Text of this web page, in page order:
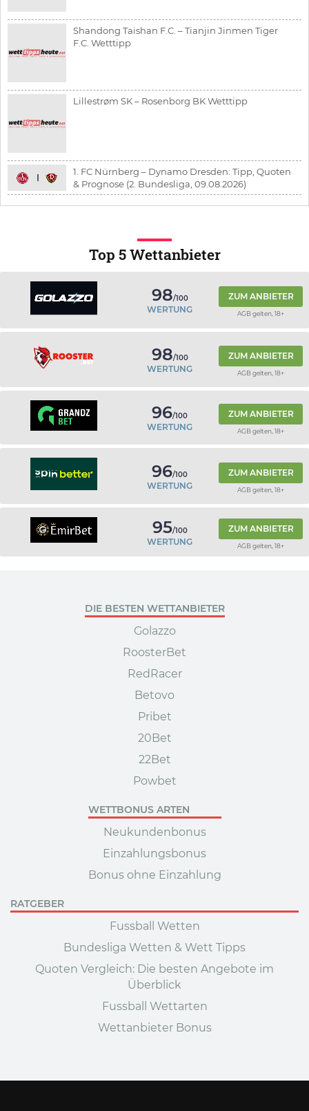
Shandong Taishan F.C. – Tianjin Jinmen Tiger
F.C. Wetttipp
Lillestrøm SK – Rosenborg BK Wetttipp
1. FC Nürnberg – Dynamo Dresden: Tipp, Quoten
& Prognose (2. Bundesliga, 09.08.2026)
Top 5 Wettanbieter
98/100
WERTUNG
ZUM ANBIETER
AGB gelten, 18+
98/100
WERTUNG
ZUM ANBIETER
AGB gelten, 18+
96/100
WERTUNG
ZUM ANBIETER
AGB gelten, 18+
96/100
WERTUNG
ZUM ANBIETER
AGB gelten, 18+
95/100
WERTUNG
ZUM ANBIETER
AGB gelten, 18+
DIE BESTEN WETTANBIETER
Golazzo
RoosterBet
RedRacer
Betovo
Pribet
20Bet
22Bet
Powbet
WETTBONUS ARTEN
Neukundenbonus
Einzahlungsbonus
Bonus ohne Einzahlung
RATGEBER
Fussball Wetten
Bundesliga Wetten & Wett Tipps
Quoten Vergleich: Die besten Angebote im
Überblick
Fussball Wettarten
Wettanbieter Bonus